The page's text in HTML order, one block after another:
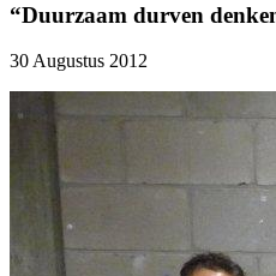
“Duurzaam durven
30 Augustus 2012